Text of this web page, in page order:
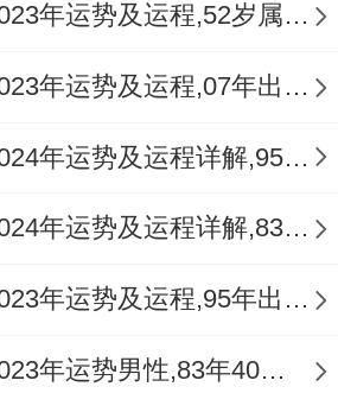
1971年属猪女2023年运势及运程,52岁属猪人2023全年每月运势女性如何
2007年属猪人2023年运势及运程,07年出生的16岁生肖猪2023年每月运势详解
1995年属猪人2024年运势及运程详解,95年出生29岁肖猪人在2024全年每月运势完整版
1983年属猪人2024年运势及运程详解,83年出生41岁肖猪人在2024全年每月运势完整版
1995年属猪人2023年运势及运程,95年出生的28岁生肖猪2023年每月运势详解
1983年属猪人2023年运势男性,83年40岁属猪男2023年每月运程怎么样